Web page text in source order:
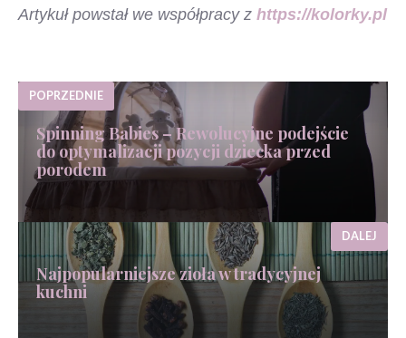
Artykuł powstał we współpracy z https://kolorky.pl
POPRZEDNIE
Spinning Babies – Rewolucyjne podejście
do optymalizacji pozycji dziecka przed
porodem
Najpopularniejsze zioła w tradycyjnej
kuchni
DALEJ